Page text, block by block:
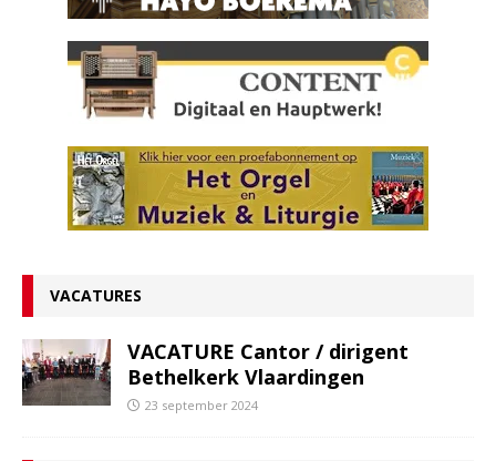
VACATURES
VACATURE Cantor / dirigent
Bethelkerk Vlaardingen
23 september 2024